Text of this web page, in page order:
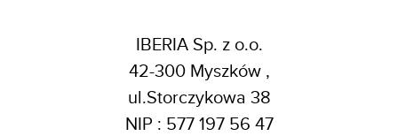
IBERIA Sp. z o.o.
42-300 Myszków ,
ul.Storczykowa 38
NIP : 577 197 56 47